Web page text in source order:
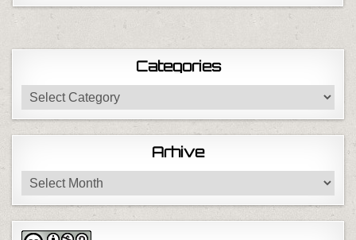
Categories
Categories
Arhive
Arhive